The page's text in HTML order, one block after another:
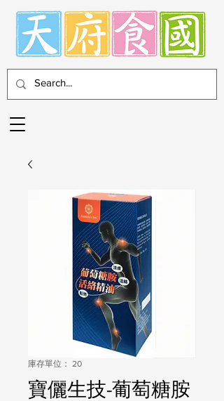
庫存單位： 20
寶儷生技-葡萄糖胺